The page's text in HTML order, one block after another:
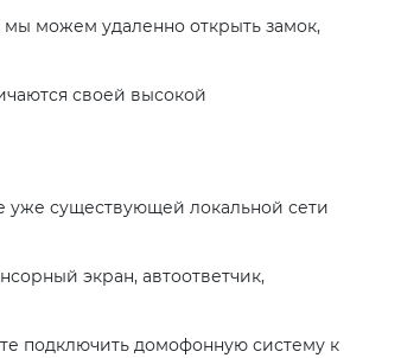
можем удаленно открыть замок,
своей высокой
уже существующей локальной сети
экран, автоответчик,
подключить домофонную систему к